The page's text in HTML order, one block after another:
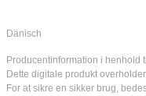
Dänisch
Producentinformation i henhold
Dette digitale produkt
For at sikre en sikker brug,